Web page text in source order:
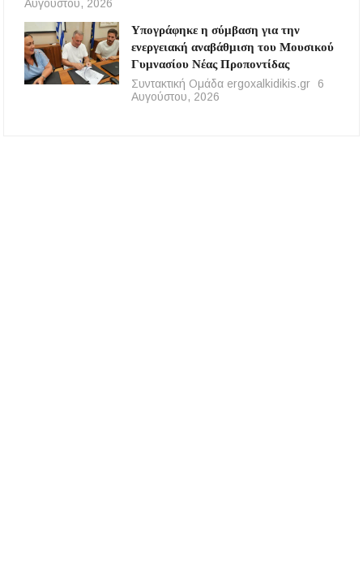
Αυγούστου, 2026
Υπογράφηκε η σύμβαση για την
ενεργειακή αναβάθμιση του Μουσικού
Γυμνασίου Νέας Προποντίδας
Συντακτική Ομάδα ergoxalkidikis.gr
6
Αυγούστου, 2026